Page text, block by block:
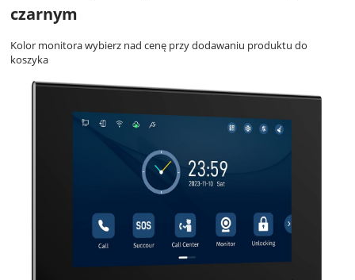
czarnym
Kolor monitora wybierz nad cenę przy dodawaniu produktu do
koszyka